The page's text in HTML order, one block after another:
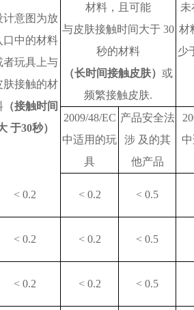
计意图为放
口中的材料
者玩具上与
肤接触的材
（接触时间
于30秒）
材料 ，
且可能
与皮肤接触时间大于 30
秒的材料
（长时间接触皮肤） 或
频繁接触皮肤.
未
材
少
2009/48/EC
中适用的玩
具
产品安全法
涉 及的其
他产品
< 0.2 < 0.2 < 0.5
< 0.2 < 0.2 < 0.5
< 0.2 < 0.2 < 0.5